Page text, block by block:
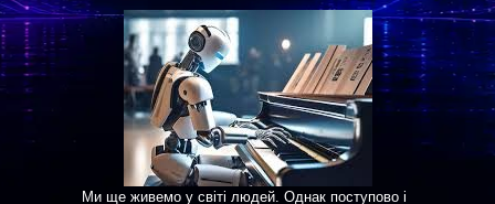
Ми ще живемо у світі людей. Однак поступово і